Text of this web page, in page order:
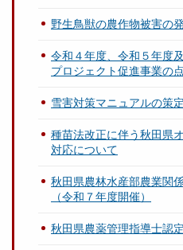
野生鳥獣の農作物被害の
令和４年度、令和５年度
プロジェクト促進事業の
雪害対策マニュアルの策
種苗法改正に伴う秋田県
対応について
秋田県農林水産部農業関
（令和７年度開催）
秋田県農薬管理指導士認